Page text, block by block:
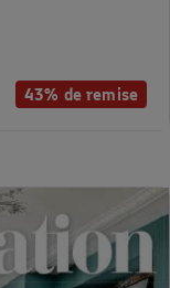
43% de remise